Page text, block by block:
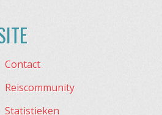
Contact
Reiscommunity
Statistieken